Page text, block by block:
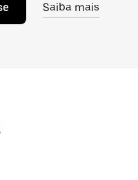
Saiba mais